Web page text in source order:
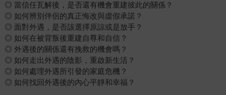
◎ 當信任瓦解後，是否還有機會重建彼此的關係？
◎ 如何辨別伴侶的真正悔改與虛假承諾？
◎ 面對外遇，是否該選擇原諒或是放手？
◎ 如何在被背叛後重建自尊和自信？
◎ 外遇後的關係還有挽救的機會嗎？
◎ 如何走出外遇的陰影，重啟新生活？
◎ 如何處理外遇所引發的家庭危機？
◎ 如何找回外遇後的內心平靜和幸福？